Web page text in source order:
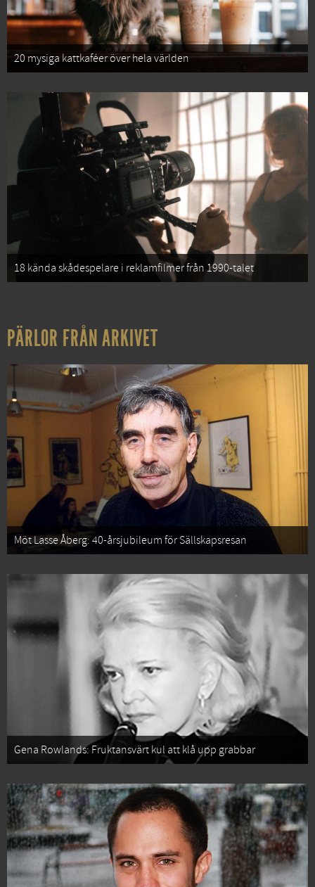
20 mysiga kattkaféer över hela världen
18 kända skådespelare i reklamfilmer från 1990-talet
PÄRLOR FRÅN ARKIVET
Möt Lasse Åberg: 40-årsjubileum för Sällskapsresan
Gena Rowlands: Fruktansvärt kul att klå upp grabbar